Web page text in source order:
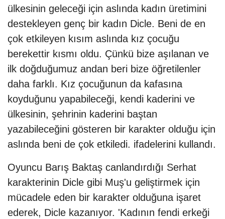
ülkesinin geleceği için aslında kadın üretimini
destekleyen genç bir kadın Dicle. Beni de en
çok etkileyen kısım aslında kız çocuğu
berekettir kısmı oldu. Çünkü bize aşılanan ve
ilk doğduğumuz andan beri bize öğretilenler
daha farklı. Kız çocuğunun da kafasına
koyduğunu yapabileceği, kendi kaderini ve
ülkesinin, şehrinin kaderini baştan
yazabileceğini gösteren bir karakter olduğu için
aslında beni de çok etkiledi. ifadelerini kullandı.
Oyuncu Barış Baktaş canlandırdığı Serhat
karakterinin Dicle gibi Muş'u geliştirmek için
mücadele eden bir karakter olduğuna işaret
ederek, Dicle kazanıyor. 'Kadının fendi erkeği